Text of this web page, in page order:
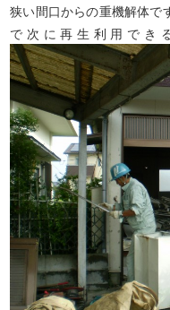
狭い間口からの重機解体で
で次に再生利用でき